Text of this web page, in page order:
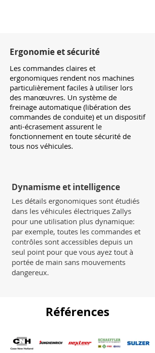
Ergonomie et sécurité
Les commandes claires et
ergonomiques rendent nos machines
particulièrement faciles à utiliser lors
des manœuvres. Un système de
freinage automatique (libération des
commandes de conduite) et un dispositif
anti-écrasement assurent le
fonctionnement en toute sécurité de
tous nos véhicules.
Dynamisme et intelligence
Les détails ergonomiques sont étudiés
dans les véhicules électriques Zallys
pour une utilisation plus dynamique:
par exemple, toutes les commandes et
contrôles sont accessibles depuis un
seul point pour que vous ayez tout à
portée de main sans mouvements
dangereux.
Références